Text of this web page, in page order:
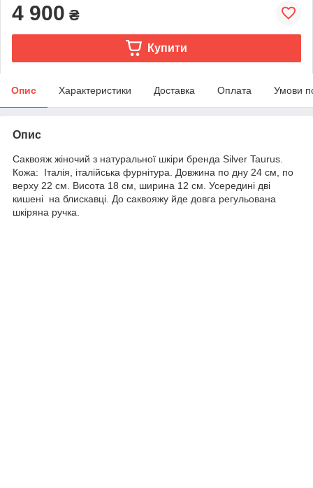
4 900 ₴
Купити
Опис Характеристики Доставка Оплата Умови
Опис
Саквояж жіночий з натуральної шкіри бренда Silver Taurus.
Кожа: Італія, італійська фурнітура. Довжина по дну 24 см, по
верху 22 см. Висота 18 см, ширина 12 см. Усередині дві
кишені на блискавці. До саквояжу йде довга регульована
шкіряна ручка.